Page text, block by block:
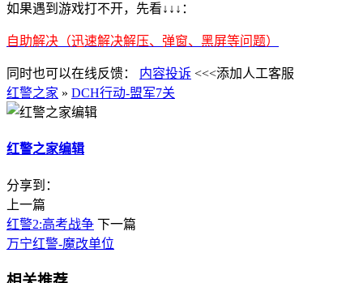
如果遇到游戏打不开，先看↓↓↓：
自助解决（迅速解决解压、弹窗、黑屏等问题）
同时也可以在线反馈： 内容投诉 <<<添加人工客服
红警之家 » DCH行动-盟军7关
红警之家编辑
分享到：
上一篇
红警2:高考战争 下一篇
万宁红警-魔改单位